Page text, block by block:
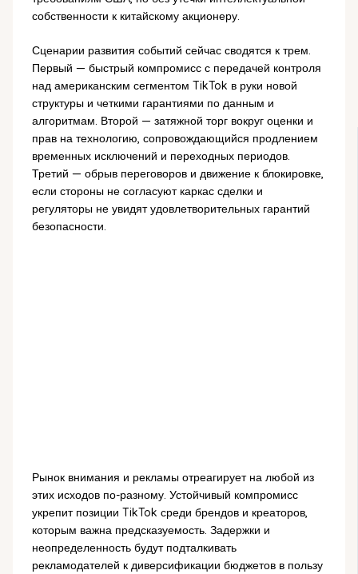
собственности к китайскому акционеру.
Сценарии развития событий сейчас сводятся к трем.
Первый — быстрый компромисс с передачей контроля
над американским сегментом TikTok в руки новой
структуры и четкими гарантиями по данным и
алгоритмам. Второй — затяжной торг вокруг оценки и
прав на технологию, сопровождающийся продлением
временных исключений и переходных периодов.
Третий — обрыв переговоров и движение к блокировке,
если стороны не согласуют каркас сделки и
регуляторы не увидят удовлетворительных гарантий
безопасности.
Рынок внимания и рекламы отреагирует на любой из
этих исходов по-разному. Устойчивый компромисс
укрепит позиции TikTok среди брендов и креаторов,
которым важна предсказуемость. Задержки и
неопределенность будут подталкивать
рекламодателей к диверсификации бюджетов в пользу